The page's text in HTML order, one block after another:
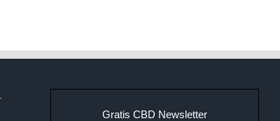
Gratis CBD Newsletter